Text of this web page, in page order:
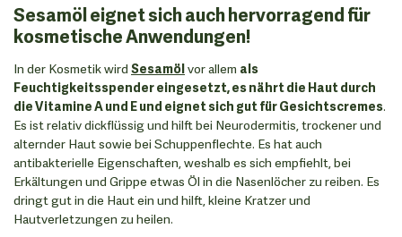
Sesamöl eignet sich auch hervorragend für
kosmetische Anwendungen!
In der Kosmetik wird Sesamölvor allem als
Feuchtigkeitsspender eingesetzt, es nährt die Haut durch
die Vitamine A und E und eignet sich gut für Gesichtscremes.
Es ist relativ dickflüssig und hilft bei Neurodermitis, trockener und
alternder Haut sowie bei Schuppenflechte. Es hat auch
antibakterielle Eigenschaften, weshalb es sich empfiehlt, bei
Erkältungen und Grippe etwas Öl in die Nasenlöcher zu reiben. Es
dringt gut in die Haut ein und hilft, kleine Kratzer und
Hautverletzungen zu heilen.